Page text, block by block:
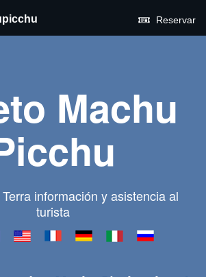
Reservar
Machu
información y asistencia al
turista